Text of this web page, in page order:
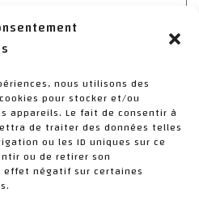
nous utilisons des
pour stocker et/ou
appareils. Le fait de consentir à
de traiter des données telles
ou les ID uniques sur ce
ou de retirer son
négatif sur certaines
de confidentialité de ce